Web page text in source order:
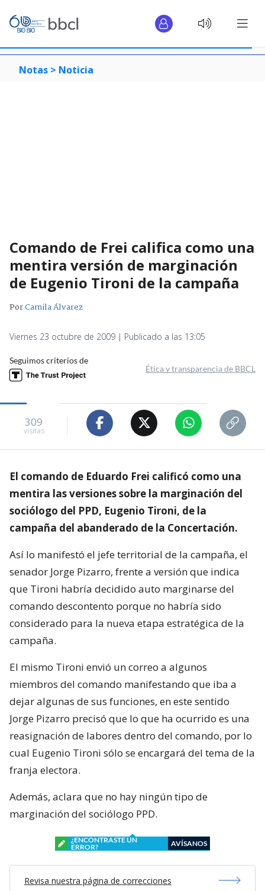
Notas > Noticia
Comando de Frei califica como una
mentira versión de marginación
de Eugenio Tironi de la campaña
PorCamila Álvarez
Viernes 23 octubre de 2009 | Publicado a las 13:05
Seguimos criterios de
Ética y transparencia de BBCL
309
visitas
El comando de Eduardo Frei calificó como una
mentira las versiones sobre la marginación del
sociólogo del PPD, Eugenio Tironi, de la
campaña del abanderado de la Concertación.
Así lo manifestó el jefe territorial de la campaña, el
senador Jorge Pizarro, frente a versión que indica
que Tironi habría decidido auto marginarse del
comando descontento porque no habría sido
considerado para la nueva etapa estratégica de la
campaña.
El mismo Tironi envió un correo a algunos
miembros del comando manifestando que iba a
dejar algunas de sus funciones, en este sentido
Jorge Pizarro precisó que lo que ha ocurrido es una
reasignación de labores dentro del comando, por lo
cual Eugenio Tironi sólo se encargará del tema de la
franja electora.
Además, aclara que no hay ningún tipo de
marginación del sociólogo PPD.
¿ENCONTRASTE UN
ERROR?
AVÍSANOS
Revisa nuestra página de correcciones